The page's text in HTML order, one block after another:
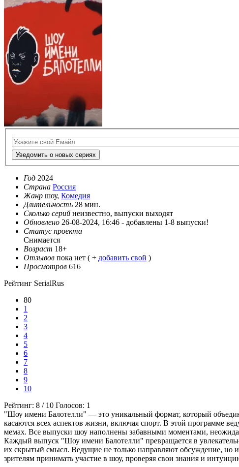
Уведомить о новых сериях
Год 2024
Страна Россия
Жанр шоу, Комедия
Длительность 28 мин.
Сколько серий неизвестно, выпуски выходят
Обновлено 26-08-2024, 16:46 - добавлены 1-8 выпуски!
Статус проекта
Снимается
Возраст 18+
Отзывов пока нет ( + добавить свой )
Просмотров 616
Рейтинг SerialRus
80
1
2
3
4
5
6
7
8
9
10
Рейтинг: 8 / 10 Голосов: 1
"Шоу имени Балотелли" — это уникальный формат, который
касаются всех аспектов жизни, включая спорт. В этой программе
мемах. Все выпуски шоу наполнены забавными моментами,
Каждый выпуск "Шоу имени Балотелли" превращается в
их скрытый смысл. Ведущие не только направляют обсуждение, но
зрителям принимать участие в шоу, проверяя свои знания и